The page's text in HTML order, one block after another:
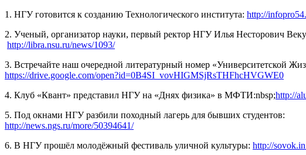
1. НГУ готовится к созданию Технологического института: http://
2. Ученый, организатор науки, первый ректор НГУ Илья Несторович
http://libra.nsu.ru/news/1093/
3. Встречайте наш очередной литературный номер «Университетской
https://drive.google.com/open?id=0B4SI_vovHIGMSjRsTHFhcHVGWE0
4. Клуб «Квант» представил НГУ на «Днях физика» в МФТИ:nbsp;http://
5. Под окнами НГУ разбили походный лагерь для бывших студентов:
http://news.ngs.ru/more/50394641/
6. В НГУ прошёл молодёжный фестиваль уличной культуры: http://